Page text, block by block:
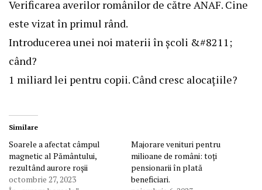
Verificarea averilor românilor de către ANAF. Cine
este vizat în primul rând.
Introducerea unei noi materii în școli &#8211;
când?
1 miliard lei pentru copii. Când cresc alocațiile?
Similare
Soarele a afectat câmpul
magnetic al Pământului,
rezultând aurore roșii
octombrie 27, 2023
Majorare venituri pentru
milioane de români: toți
pensionarii în plată
beneficiari.